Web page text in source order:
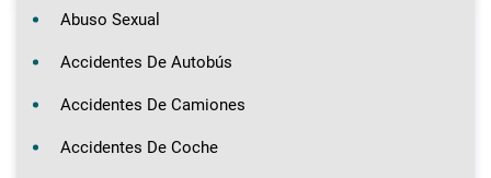
Abuso Sexual
Accidentes De Autobús
Accidentes De Camiones
Accidentes De Coche